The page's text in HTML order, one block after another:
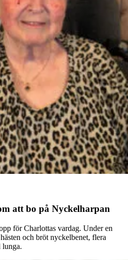
att bo på Nyckelharpan
för Charlottas vardag. Under en
och bröt nyckelbenet, flera
lunga.